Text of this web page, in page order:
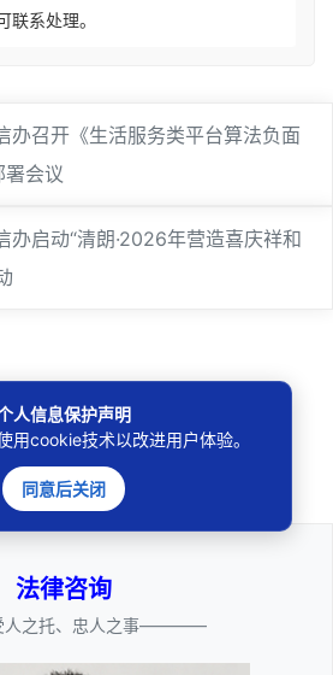
联系处理。
办召开《生活服务类平台算法负面
署会议
办启动“清朗·2026年营造喜庆祥和
🔍
法律咨询
之托、忠人之事————
人信息保护声明
用cookie技术以改进用户体验。
同意后关闭